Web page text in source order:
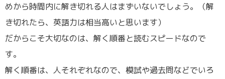
めから時間内に解き切れる人はまずいないでしょう。（解
き切れたら、英語力は相当高いと思います）
だからこそ大切なのは、解く順番と読むスピードなので
す。
解く順番は、人それぞれなので、模試や過去問などでいろ